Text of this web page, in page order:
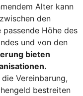
Alter kann
den
Höhe des
und von den
bieten
Vereinbarung,
bestreiten